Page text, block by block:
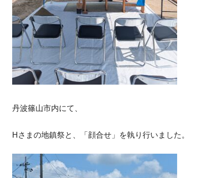
丹波篠山市内にて、
Hさまの地鎮祭と、「顔合せ」を執り行いました。